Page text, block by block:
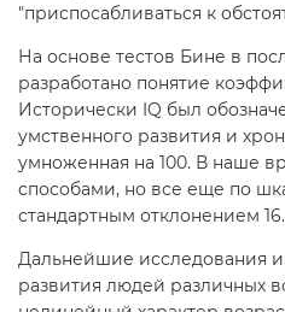
"приспосабливаться к
На основе тестов Бине в
разработано понятие
Исторически IQ был
умственного развития и
умноженная на 100. В наше
способами, но все еще по
стандартным отклонением 16.
Дальнейшие исследования
развития людей различных